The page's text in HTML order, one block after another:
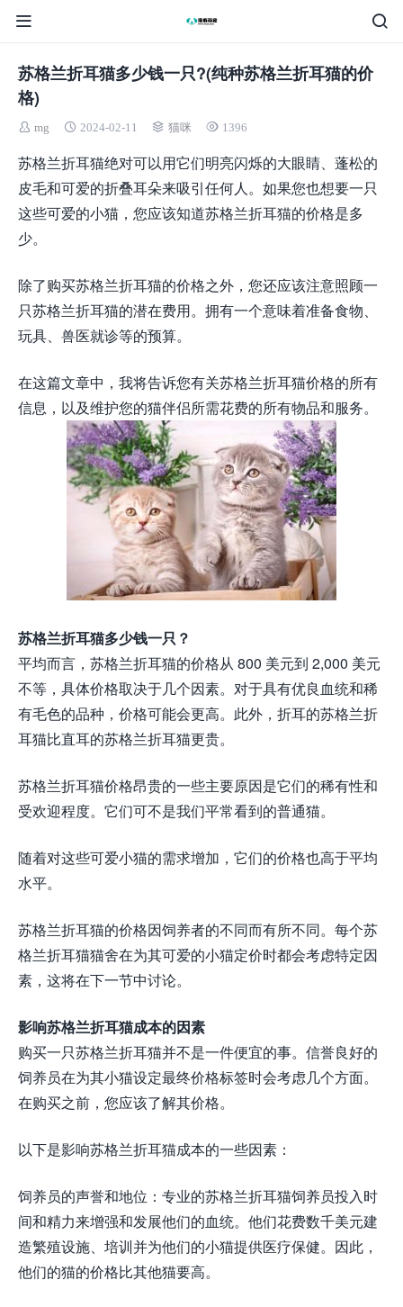
苏格兰折耳猫多少钱一只?(纯种苏格兰折耳猫的价
格)
mg 2024-02-11 猫咪 1396
苏格兰折耳猫绝对可以用它们明亮闪烁的大眼睛、蓬松的
皮毛和可爱的折叠耳朵来吸引任何人。如果您也想要一只
这些可爱的小猫，您应该知道苏格兰折耳猫的价格是多
少。
除了购买苏格兰折耳猫的价格之外，您还应该注意照顾一
只苏格兰折耳猫的潜在费用。拥有一个意味着准备食物、
玩具、兽医就诊等的预算。
在这篇文章中，我将告诉您有关苏格兰折耳猫价格的所有
信息，以及维护您的猫伴侣所需花费的所有物品和服务。
苏格兰折耳猫多少钱一只？
平均而言，苏格兰折耳猫的价格从 800 美元到 2,000 美元
不等，具体价格取决于几个因素。对于具有优良血统和稀
有毛色的品种，价格可能会更高。此外，折耳的苏格兰折
耳猫比直耳的苏格兰折耳猫更贵。
苏格兰折耳猫价格昂贵的一些主要原因是它们的稀有性和
受欢迎程度。它们可不是我们平常看到的普通猫。
随着对这些可爱小猫的需求增加，它们的价格也高于平均
水平。
苏格兰折耳猫的价格因饲养者的不同而有所不同。每个苏
格兰折耳猫猫舍在为其可爱的小猫定价时都会考虑特定因
素，这将在下一节中讨论。
影响苏格兰折耳猫成本的因素
购买一只苏格兰折耳猫并不是一件便宜的事。信誉良好的
饲养员在为其小猫设定最终价格标签时会考虑几个方面。
在购买之前，您应该了解其价格。
以下是影响苏格兰折耳猫成本的一些因素：
饲养员的声誉和地位：专业的苏格兰折耳猫饲养员投入时
间和精力来增强和发展他们的血统。他们花费数千美元建
造繁殖设施、培训并为他们的小猫提供医疗保健。因此，
他们的猫的价格比其他猫要高。